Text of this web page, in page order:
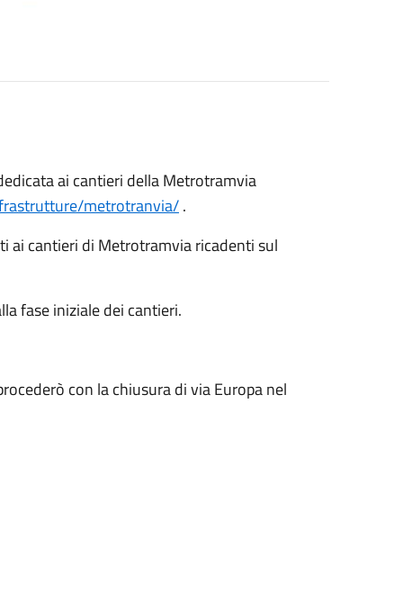
ai cantieri della Metrotramvia
metrotranvia/.
ai cantieri di Metrotramvia ricadenti sul
fase iniziale dei cantieri.
con la chiusura di via Europa nel